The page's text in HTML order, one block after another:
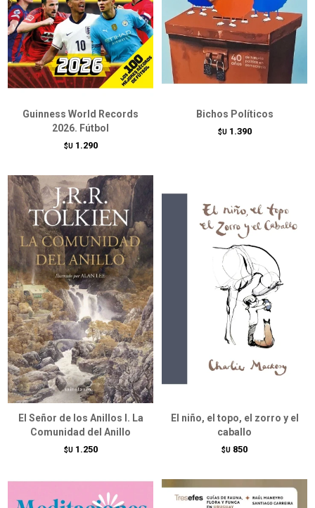
Guinness World Records
2026. Fútbol
$U 1.290
Bichos Políticos
$U 1.390
El Señor de los Anillos I. La
Comunidad del Anillo
$U 1.250
El niño, el topo, el zorro y el
caballo
$U 850